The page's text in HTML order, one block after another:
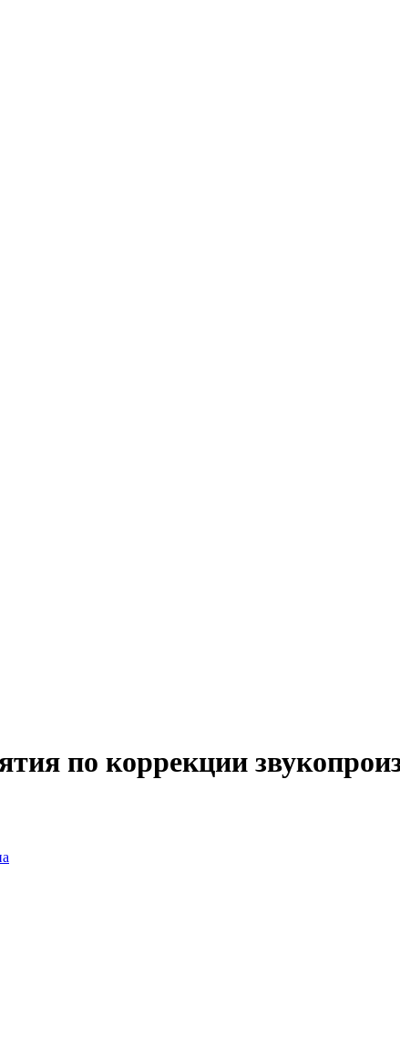
по коррекции